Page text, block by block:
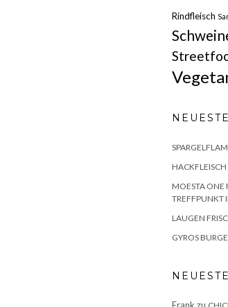
Rindfleisch
MOESTA ONE
TREFFPUNKT
LAUGEN
GYROS